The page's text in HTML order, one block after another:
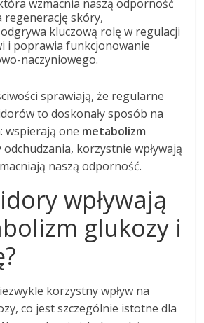
wzmacnia naszą odporność
regenerację skóry,
kluczową rolę w regulacji
i poprawia funkcjonowanie
naczyniowego.
sprawiają, że regularne
to doskonały sposób na
wspierają one metabolizm
odchudzania, korzystnie wpływają
naszą odporność.
wpływają
glukozy i
korzystny wpływ na
co jest szczególnie istotne dla